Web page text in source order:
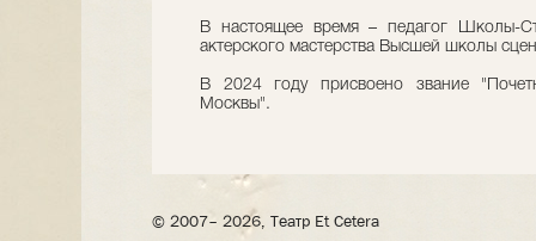
В настоящее время – педагог Школы-
актерского мастерства Высшей школы
В 2024 году присвоено звание
Москвы".
© 2007– 2026, Театр Et Cetera